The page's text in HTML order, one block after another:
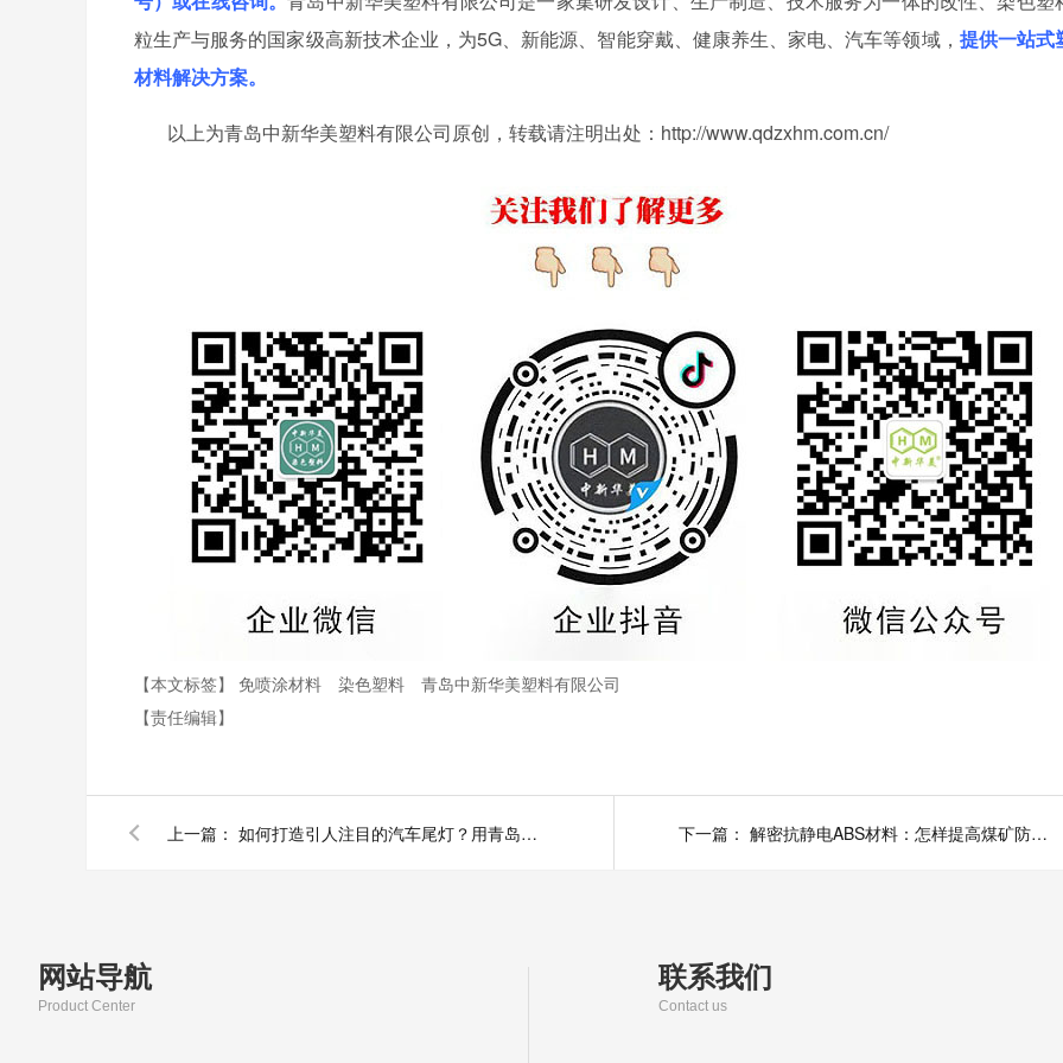
粒生产与服务的国家级高新技术企业，为5G、新能源、智能穿戴、健康养生、家电、汽车等领域， 提供一站式
材料解决方案。
以上为青岛中新华美塑料有限公司原创，转载请注明出处：http://www.qdzxhm.com.cn/
【本文标签】 免喷涂材料 染色塑料
青岛中新华美塑料有限公司
【责任编辑】
上一篇： 如何打造引人注目的汽车尾灯？用青岛这家的亚克力材料 下一篇： 解密抗静电ABS材料：怎样提高煤矿防爆电器安全性
网站导航
Product Center
联系我们
Contact us